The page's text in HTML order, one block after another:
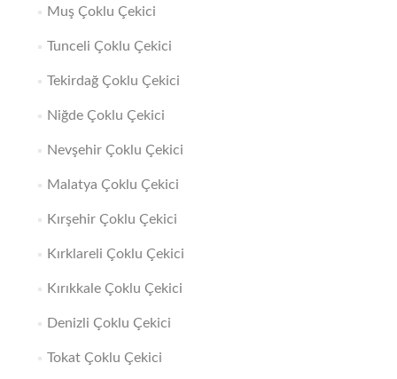
Muş Çoklu Çekici
Tunceli Çoklu Çekici
Tekirdağ Çoklu Çekici
Niğde Çoklu Çekici
Nevşehir Çoklu Çekici
Malatya Çoklu Çekici
Kırşehir Çoklu Çekici
Kırklareli Çoklu Çekici
Kırıkkale Çoklu Çekici
Denizli Çoklu Çekici
Tokat Çoklu Çekici